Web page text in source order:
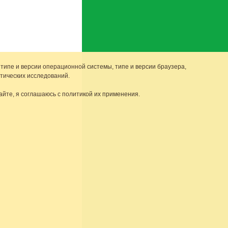
и версии операционной системы, типе и версии браузера,
исследований.
я соглашаюсь с политикой их применения.